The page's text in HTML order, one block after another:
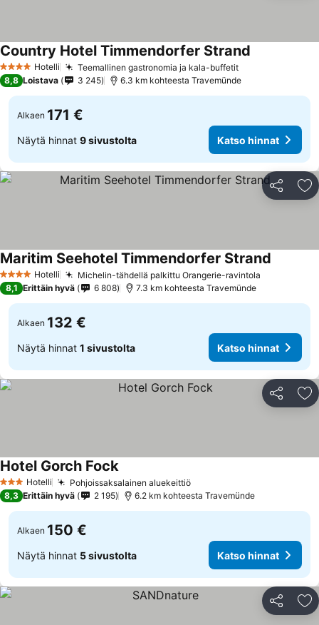
4 Tähtiluokitus
Hotelli Teemallinen gastronomia ja kala-buffetit
Country Hotel Timmendorfer Strand
8,8 Loistava 3 245 6.3 km kohteesta Travemünde
Alkaen 171 €
Näytä hinnat 9 sivustolta Katso hinnat
Jaa
4 Tähtiluokitus
Hotelli Michelin-tähdellä palkittu Orangerie-ravintola
Maritim Seehotel Timmendorfer Strand
8,1 Erittäin hyvä 6 808 7.3 km kohteesta Travemünde
Alkaen 132 €
Näytä hinnat 1 sivustolta Katso hinnat
Jaa
3 Tähtiluokitus
Hotelli Pohjoissaksalainen aluekeittiö
Hotel Gorch Fock
8,3 Erittäin hyvä 2 195 6.2 km kohteesta Travemünde
Alkaen 150 €
Näytä hinnat 5 sivustolta Katso hinnat
Jaa